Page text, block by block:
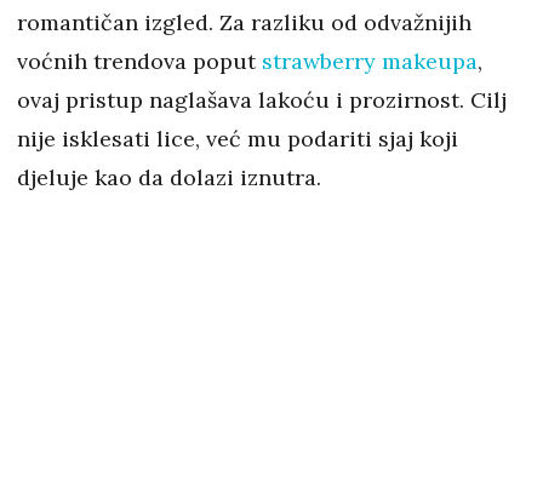
romantičan izgled. Za razliku od odvažnijih
voćnih trendova poput strawberry makeupa,
ovaj pristup naglašava lakoću i prozirnost. Cilj
nije isklesati lice, već mu podariti sjaj koji
djeluje kao da dolazi iznutra.